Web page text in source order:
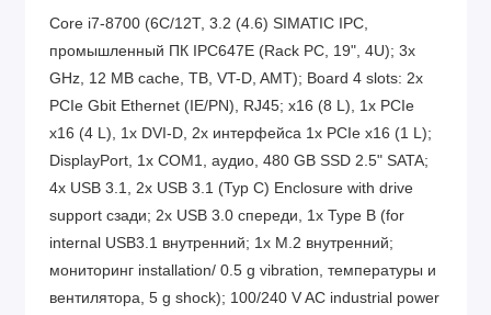
Core i7-8700 (6C/12T, 3.2 (4.6) SIMATIC IPC,
промышленный ПК IPC647E (Rack PC, 19", 4U); 3x
GHz, 12 MB cache, TB, VT-D, AMT); Board 4 slots: 2x
PCIe Gbit Ethernet (IE/PN), RJ45; x16 (8 L), 1x PCIe
x16 (4 L), 1x DVI-D, 2x интерфейса 1x PCIe x16 (1 L);
DisplayPort, 1x COM1, аудио, 480 GB SSD 2.5" SATA;
4x USB 3.1, 2x USB 3.1 (Typ C) Enclosure with drive
support сзади; 2x USB 3.0 спереди, 1x Type B (for
internal USB3.1 внутренний; 1x M.2 внутренний;
мониторинг installation/ 0.5 g vibration, температуры и
вентилятора, 5 g shock); 100/240 V AC industrial power